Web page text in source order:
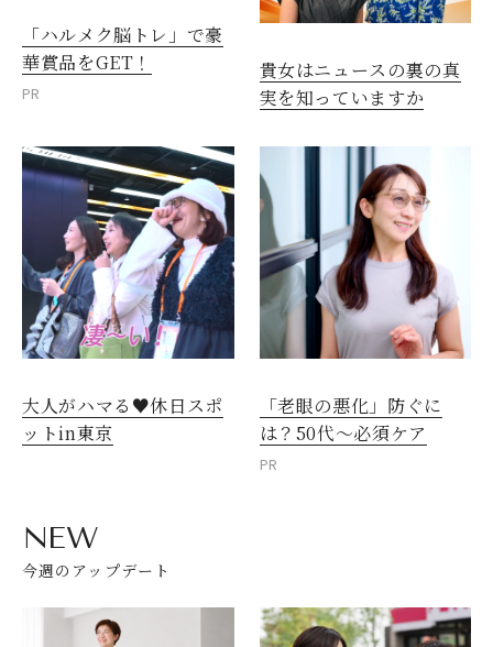
「ハルメク脳トレ」で豪
華賞品をGET！
PR
貴女はニュースの裏の真
実を知っていますか
大人がハマる♥休日スポ
ットin東京
「老眼の悪化」防ぐに
は？50代～必須ケア
PR
NEW
今週のアップデート